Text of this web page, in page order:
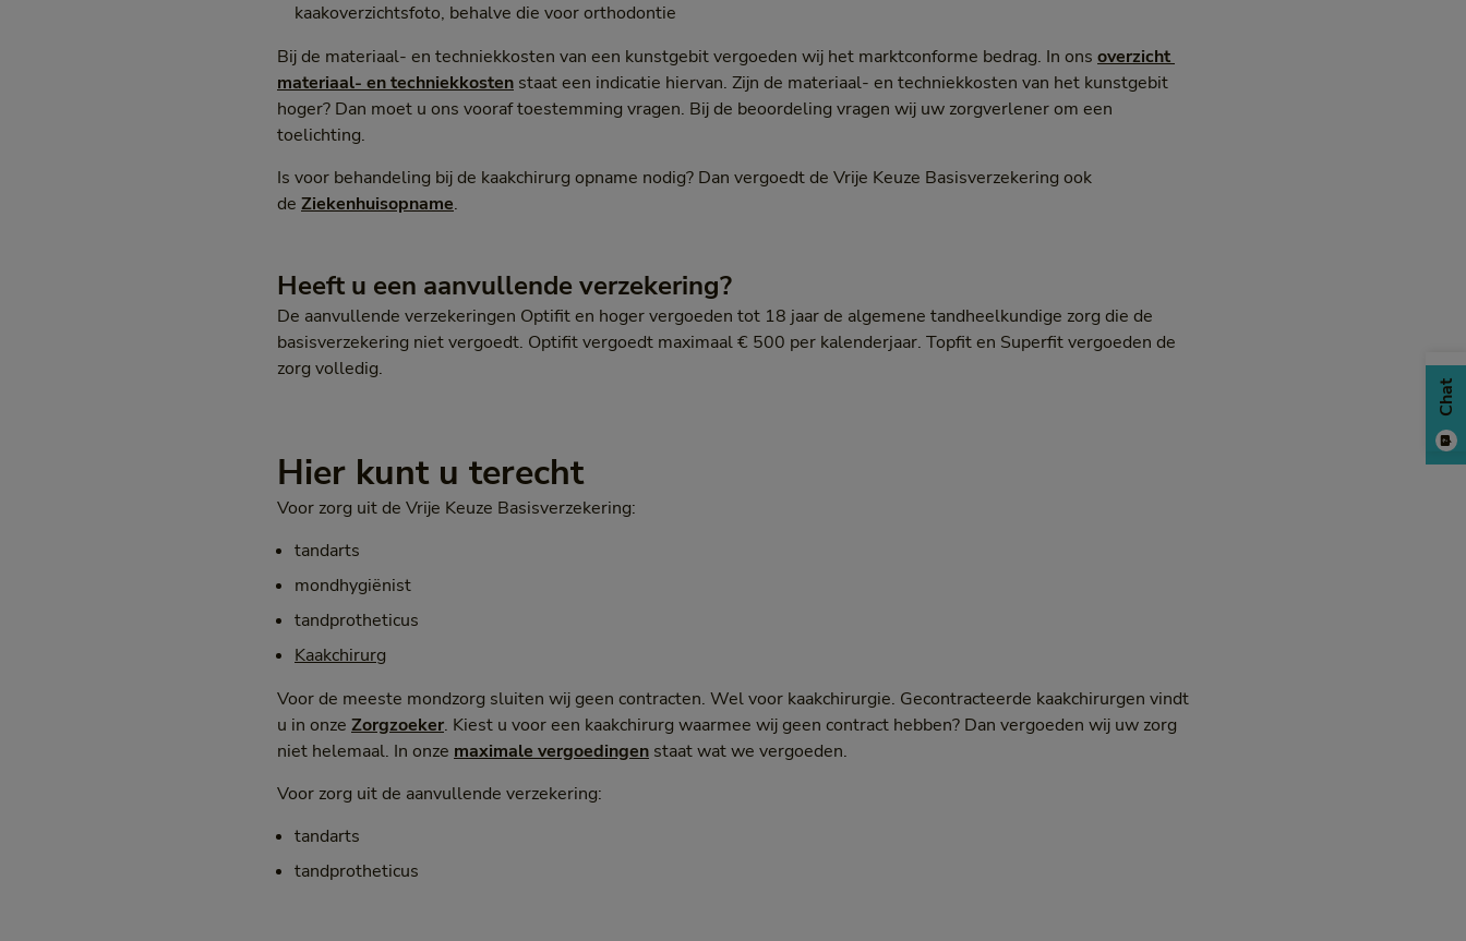
kaakoverzichtsfoto, behalve die voor orthodontie
Bij de materiaal- en techniekkosten van een kunstgebit vergoeden wij het marktconforme bedrag. In ons overzicht
materiaal- en techniekkosten staat een indicatie hiervan. Zijn de materiaal- en techniekkosten van het kunstgebit
hoger? Dan moet u ons vooraf toestemming vragen. Bij de beoordeling vragen wij uw zorgverlener om een
toelichting.
Is voor behandeling bij de kaakchirurg opname nodig? Dan vergoedt de Vrije Keuze Basisverzekering ook
de Ziekenhuisopname.
Heeft u een aanvullende verzekering?
De aanvullende verzekeringen Optifit en hoger vergoeden tot 18 jaar de algemene tandheelkundige zorg die de
basisverzekering niet vergoedt. Optifit vergoedt maximaal € 500 per kalenderjaar. Topfit en Superfit vergoeden de
zorg volledig.
Hier kunt u terecht
Voor zorg uit de Vrije Keuze Basisverzekering:
tandarts
mondhygiënist
tandprotheticus
Kaakchirurg
Voor de meeste mondzorg sluiten wij geen contracten. Wel voor kaakchirurgie. Gecontracteerde kaakchirurgen vindt
u in onze Zorgzoeker. Kiest u voor een kaakchirurg waarmee wij geen contract hebben? Dan vergoeden wij uw zorg
niet helemaal. In onze maximale vergoedingen staat wat we vergoeden.
Voor zorg uit de aanvullende verzekering:
tandarts
tandprotheticus
Chat